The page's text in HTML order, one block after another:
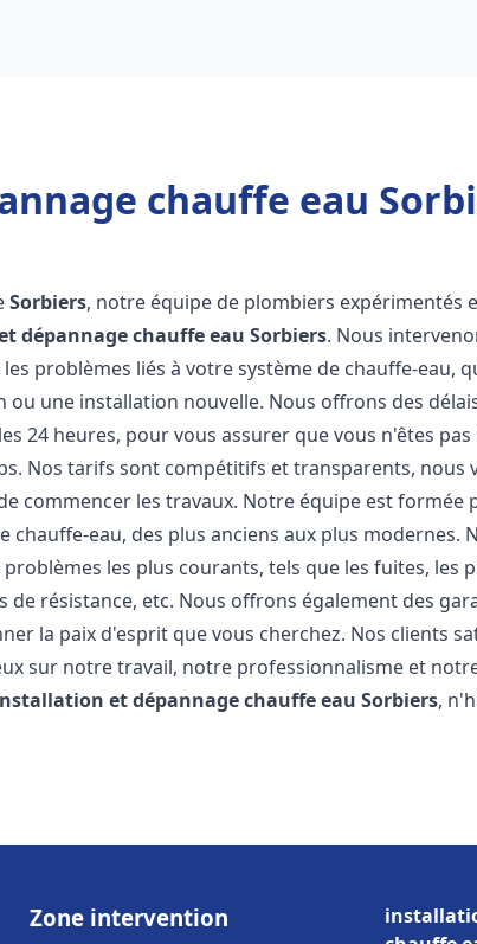
chauffe eau
Sorbiers, notre équipe de plombiers expérimentés
dépannage chauffe eau Sorbiers. Nous
problèmes liés à votre système de chauffe-eau,
ou une installation nouvelle. Nous offrons des
24 heures, pour vous assurer que vous n'êtes pas
Nos tarifs sont compétitifs et transparents, nous
commencer les travaux. Notre équipe est formée
chauffe-eau, des plus anciens aux plus modernes.
les plus courants, tels que les fuites, les
de résistance, etc. Nous offrons également des
la paix d'esprit que vous cherchez. Nos clients
sur notre travail, notre professionnalisme et
et dépannage chauffe eau Sorbiers,
Zone intervention